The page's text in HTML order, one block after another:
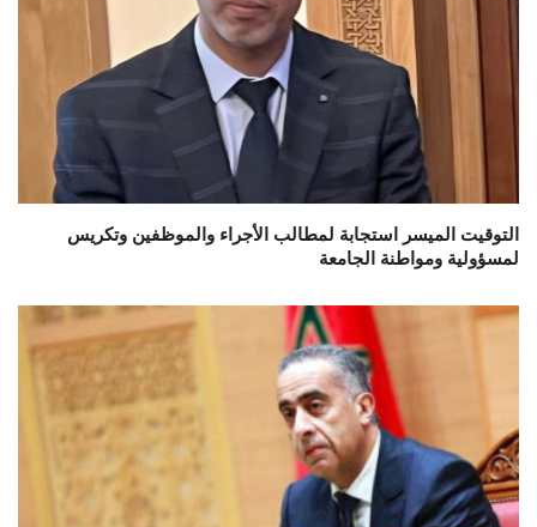
التوقيت الميسر استجابة لمطالب الأجراء والموظفين وتكريس
لمسؤولية ومواطنة الجامعة